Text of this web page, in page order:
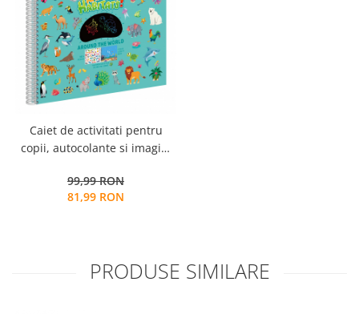
Caiet de activitati pentru
copii, autocolante si imagini
Animalelor, EduJucarii, 4 ani+
99,99 RON
81,99 RON
PRODUSE SIMILARE